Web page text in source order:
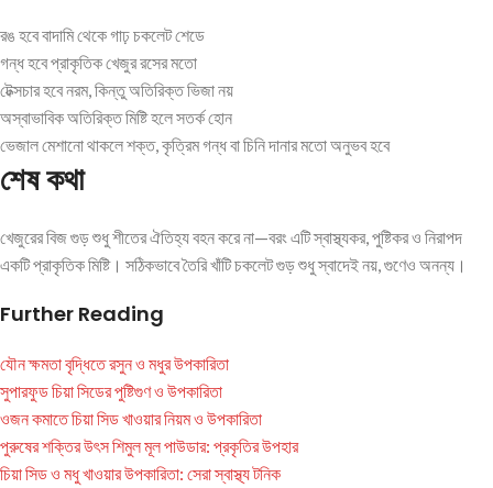
রঙ হবে বাদামি থেকে গাঢ় চকলেট শেডে
গন্ধ হবে প্রাকৃতিক খেজুর রসের মতো
টেক্সচার হবে নরম, কিন্তু অতিরিক্ত ভিজা নয়
অস্বাভাবিক অতিরিক্ত মিষ্টি হলে সতর্ক হোন
ভেজাল মেশানো থাকলে শক্ত, কৃত্রিম গন্ধ বা চিনি দানার মতো অনুভব হবে
শেষ কথা
খেজুরের বিজ গুড় শুধু শীতের ঐতিহ্য বহন করে না—বরং এটি স্বাস্থ্যকর, পুষ্টিকর ও নিরাপদ
একটি প্রাকৃতিক মিষ্টি। সঠিকভাবে তৈরি খাঁটি চকলেট গুড় শুধু স্বাদেই নয়, গুণেও অনন্য।
Further Reading
যৌন ক্ষমতা বৃদ্ধিতে রসুন ও মধুর উপকারিতা
সুপারফুড চিয়া সিডের পুষ্টিগুণ ও উপকারিতা
ওজন কমাতে চিয়া সিড খাওয়ার নিয়ম ও উপকারিতা
পুরুষের শক্তির উৎস শিমুল মূল পাউডার: প্রকৃতির উপহার
চিয়া সিড ও মধু খাওয়ার উপকারিতা: সেরা স্বাস্থ্য টনিক